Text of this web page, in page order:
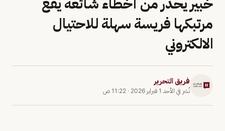
خبير يحذر من أخطاء شائعة يقع
مرتبكها فريسة سهلة للاحتيال
الالكتروني
فريق التحرير
نُشر في الأحد 1 فبراير 2026 · 11:22 ص